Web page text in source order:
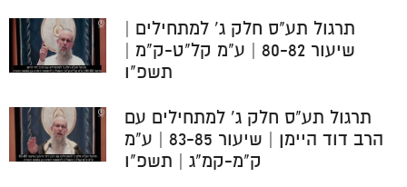
תרגול תע"ס חלק ג' למתחילים |
שיעור 80-82 | ע"מ קל"ט-ק"מ |
תשפ"ו
תרגול תע"ס חלק ג' למתחילים עם
הרב דוד היימן | שיעור 83-85 | ע"מ
ק"מ-קמ"ג | תשפ"ו